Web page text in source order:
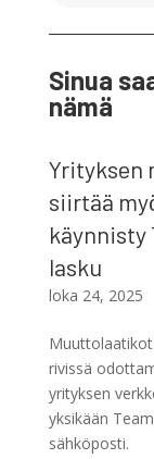
Sinua
nämä
Yrityksen
siirtää
käynnisty
lasku
loka 24, 2025
rivissä
yrityksen
yksikään
sähköposti.